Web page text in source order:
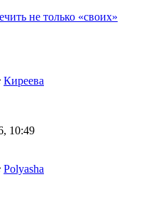
не только «своих»
Киреева
10:49
Polyasha